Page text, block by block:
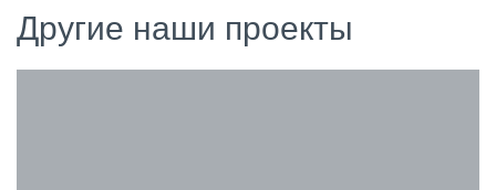
Другие наши проекты